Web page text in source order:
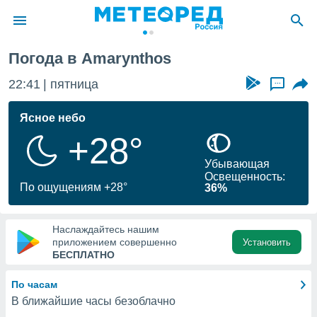
о
Вы можете
к этому
доступ
Погода в Amarynthos
22:41 пятница ...
Ясное небо
+28°
По ощущениям +28°
Убывающая
Освещенность:
36%
Наслаждайтесь нашим
приложением совершенно
БЕСПЛАТНО
Установить
По часам
В ближайшие часы безоблачно